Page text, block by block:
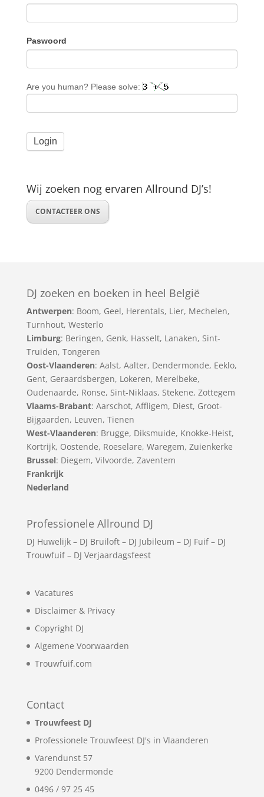
Paswoord
Are you human? Please solve:
Wij zoeken nog ervaren Allround DJ’s!
CONTACTEER ONS
DJ zoeken en boeken in heel België
Antwerpen: Boom, Geel, Herentals, Lier, Mechelen,
Turnhout, Westerlo
Limburg: Beringen, Genk, Hasselt, Lanaken, Sint-
Truiden, Tongeren
Oost-Vlaanderen: Aalst, Aalter, Dendermonde, Eeklo,
Gent, Geraardsbergen, Lokeren, Merelbeke,
Oudenaarde, Ronse, Sint-Niklaas, Stekene, Zottegem
Vlaams-Brabant: Aarschot, Affligem, Diest, Groot-
Bijgaarden, Leuven, Tienen
West-Vlaanderen: Brugge, Diksmuide, Knokke-Heist,
Kortrijk, Oostende, Roeselare, Waregem, Zuienkerke
Brussel: Diegem, Vilvoorde, Zaventem
Frankrijk
Nederland
Professionele Allround DJ
DJ Huwelijk– DJ Bruiloft– DJ Jubileum – DJ Fuif– DJ
Trouwfuif– DJ Verjaardagsfeest
Vacatures
Disclaimer & Privacy
Copyright DJ
Algemene Voorwaarden
Trouwfuif.com
Contact
Trouwfeest DJ
Professionele Trouwfeest DJ's in Vlaanderen
Varendunst 57
9200 Dendermonde
0496 / 97 25 45